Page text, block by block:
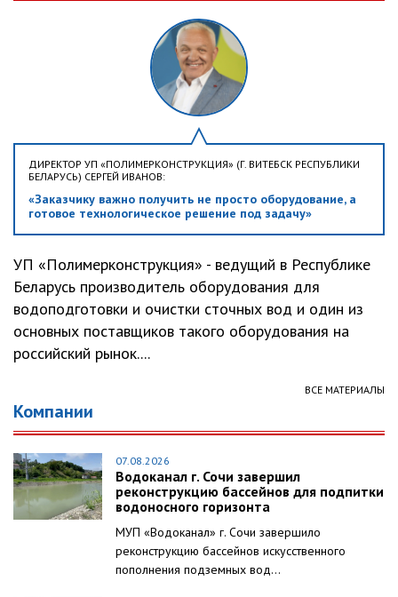
ДИРЕКТОР УП «ПОЛИМЕРКОНСТРУКЦИЯ» (Г. ВИТЕБСК РЕСПУБЛИКИ
БЕЛАРУСЬ) СЕРГЕЙ ИВАНОВ:
«Заказчику важно получить не просто оборудование, а
готовое технологическое решение под задачу»
УП «Полимерконструкция» - ведущий в Республике
Беларусь производитель оборудования для
водоподготовки и очистки сточных вод и один из
основных поставщиков такого оборудования на
российский рынок....
ВСЕ МАТЕРИАЛЫ
Компании
07.08.2026
Водоканал г. Сочи завершил
реконструкцию бассейнов для подпитки
водоносного горизонта
МУП «Водоканал» г. Сочи завершило
реконструкцию бассейнов искусственного
пополнения подземных вод...